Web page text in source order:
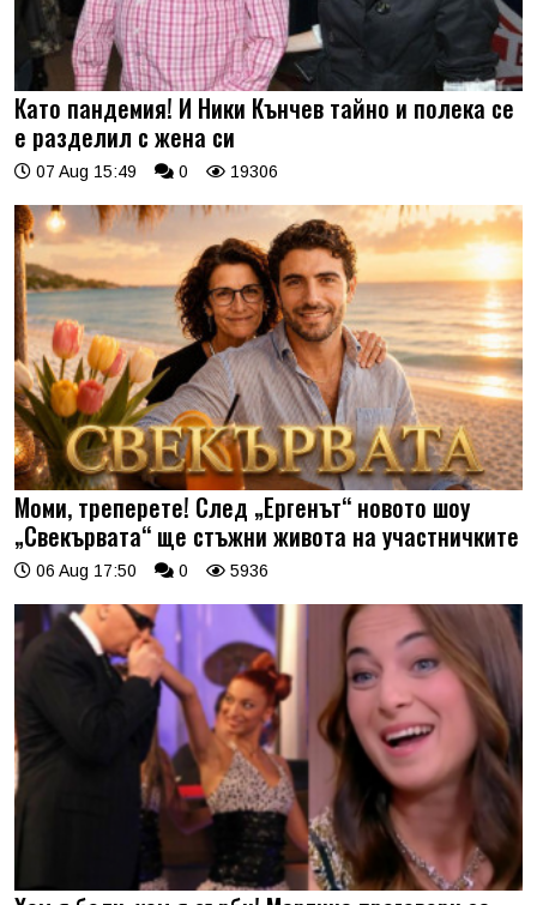
Като пандемия! И Ники Кънчев тайно и полека се
е разделил с жена си
07 Aug 15:49 0 19306
Моми, треперете! След „Ергенът“ новото шоу
„Свекървата“ ще стъжни живота на участничките
06 Aug 17:50 0 5936